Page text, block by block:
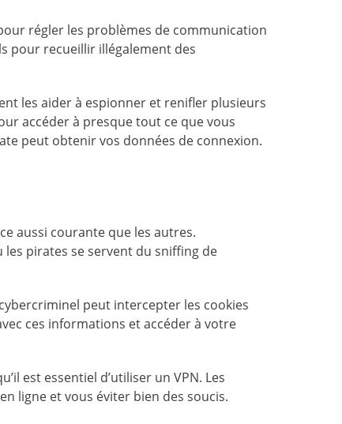
régler les problèmes de communication
pour recueillir illégalement des
les aider à espionner et renifler plusieurs
accéder à presque tout ce que vous
peut obtenir vos données de connexion.
aussi courante que les autres.
les pirates se servent du sniffing de
peut intercepter les cookies
ces informations et accéder à votre
est essentiel d’utiliser un VPN. Les
ligne et vous éviter bien des soucis.